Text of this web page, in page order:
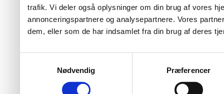
trafik. Vi deler også oplysninger om din brug af vores
annonceringspartnere og analysepartnere. Vores
dem, eller som de har indsamlet fra din brug af deres
Nødvendig
Præferencer